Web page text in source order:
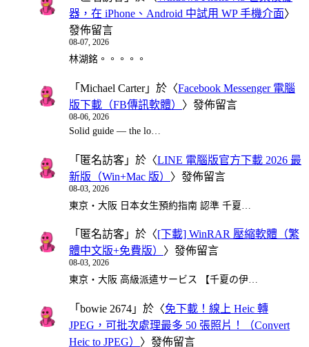
器，在 iPhone、Android 中試用 WP 手機介面〉
發佈留言
08-07, 2026
林湖銘。。。。。
「 Michael Carter」於〈Facebook Messenger 電腦
版下載（FB傳訊軟體） 〉發佈留言
08-06, 2026
Solid guide — the lo…
「 匿名訪客 」於〈LINE 電腦版官方下載 2026 最
新版（Win+Mac 版） 〉發佈留言
08-03, 2026
東京・大阪 日本女生預約指南 認準 千夏…
「 匿名訪客 」於〈[下載] WinRAR 壓縮軟體（繁
體中文版+免費版） 〉發佈留言
08-03, 2026
東京・大阪 高級派遣サービス 【千夏の伊…
「 bowie 2674 」於〈免下載！線上 Heic 轉
JPEG，可批次處理最多 50 張照片！（Convert
Heic to JPEG） 〉發佈留言